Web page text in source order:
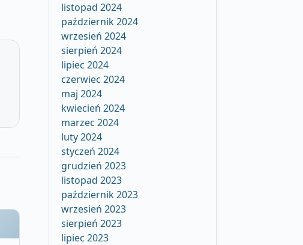
listopad 2024
październik 2024
wrzesień 2024
sierpień 2024
lipiec 2024
czerwiec 2024
maj 2024
kwiecień 2024
marzec 2024
luty 2024
styczeń 2024
grudzień 2023
listopad 2023
październik 2023
wrzesień 2023
sierpień 2023
lipiec 2023